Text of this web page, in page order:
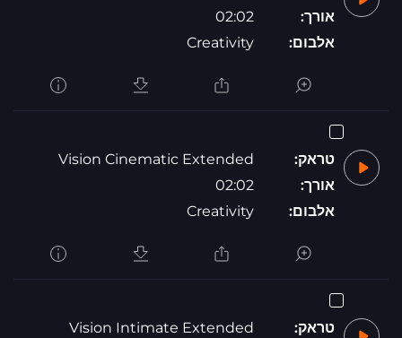
אורך:
02:02
אלבום:
Creativity
טראק:
Vision Cinematic Extended
אורך:
02:02
אלבום:
Creativity
טראק:
Vision Intimate Extended